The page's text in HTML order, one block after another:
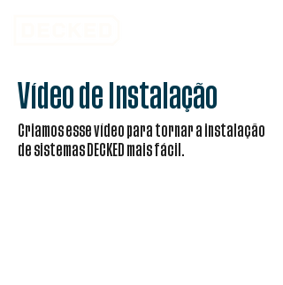
Vídeo de Instalação
Criamos esse vídeo para tornar a instalação
de sistemas DECKED mais fácil.